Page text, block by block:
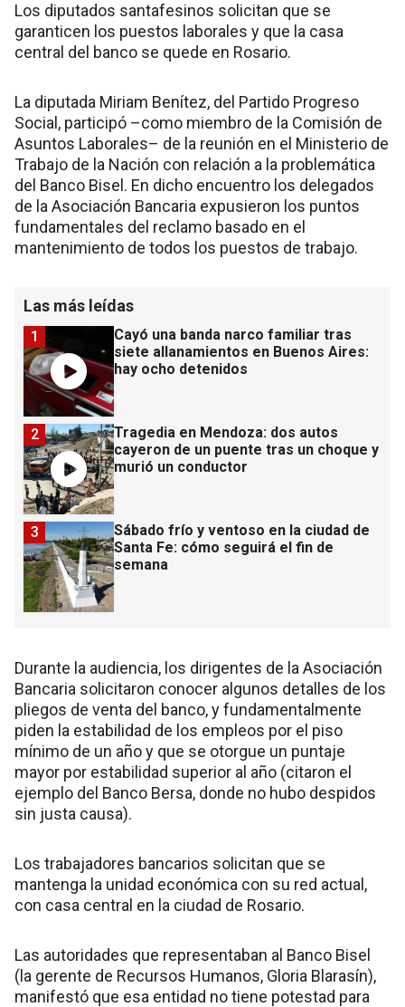
Los diputados santafesinos solicitan que se
garanticen los puestos laborales y que la casa
central del banco se quede en Rosario.
La diputada Miriam Benítez, del Partido Progreso
Social, participó –como miembro de la Comisión de
Asuntos Laborales– de la reunión en el Ministerio de
Trabajo de la Nación con relación a la problemática
del Banco Bisel. En dicho encuentro los delegados
de la Asociación Bancaria expusieron los puntos
fundamentales del reclamo basado en el
mantenimiento de todos los puestos de trabajo.
Las más leídas
Cayó una banda narco familiar tras
siete allanamientos en Buenos Aires:
hay ocho detenidos
1
Tragedia en Mendoza: dos autos
cayeron de un puente tras un choque y
murió un conductor
2
Sábado frío y ventoso en la ciudad de
Santa Fe: cómo seguirá el fin de
semana
3
Durante la audiencia, los dirigentes de la Asociación
Bancaria solicitaron conocer algunos detalles de los
pliegos de venta del banco, y fundamentalmente
piden la estabilidad de los empleos por el piso
mínimo de un año y que se otorgue un puntaje
mayor por estabilidad superior al año (citaron el
ejemplo del Banco Bersa, donde no hubo despidos
sin justa causa).
Los trabajadores bancarios solicitan que se
mantenga la unidad económica con su red actual,
con casa central en la ciudad de Rosario.
Las autoridades que representaban al Banco Bisel
(la gerente de Recursos Humanos, Gloria Blarasín),
manifestó que esa entidad no tiene potestad para